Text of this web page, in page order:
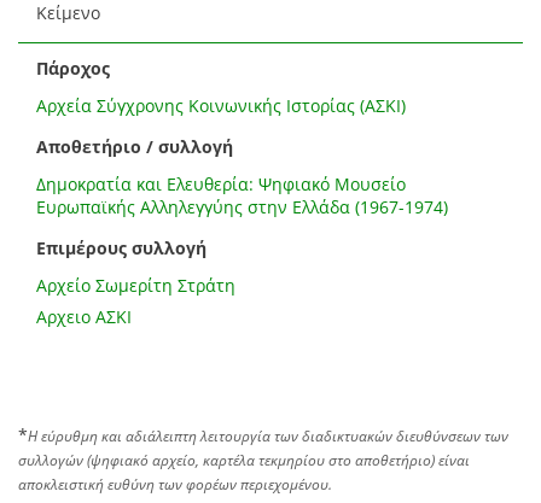
Κείμενο
Πάροχος
Αρχεία Σύγχρονης Κοινωνικής Ιστορίας (ΑΣΚΙ)
Αποθετήριο / συλλογή
Δημοκρατία και Ελευθερία: Ψηφιακό Μουσείο
Ευρωπαϊκής Αλληλεγγύης στην Ελλάδα (1967-1974)
Επιμέρους συλλογή
Αρχείο Σωμερίτη Στράτη
Αρχειο ΑΣΚΙ
*Η εύρυθμη και αδιάλειπτη λειτουργία των διαδικτυακών διευθύνσεων των
συλλογών (ψηφιακό αρχείο, καρτέλα τεκμηρίου στο αποθετήριο) είναι
αποκλειστική ευθύνη των φορέων περιεχομένου.